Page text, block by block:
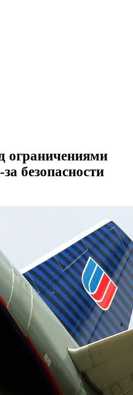
ограничениями
безопасности